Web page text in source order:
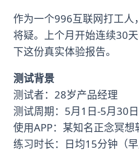
作为一个996互联网打工人
将疑。上个月开始连续30
下这份真实体验报告。
测试背景
测试者：28岁产品经理
测试周期：5月1日-5月30日
使用APP：某知名正念冥想
练习时长：日均15分钟（早